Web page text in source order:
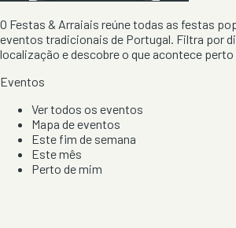
O Festas & Arraiais reúne todas as festas
eventos tradicionais de Portugal. Filtra por
localização e descobre o que acontece perto
Eventos
Ver todos os eventos
Mapa de eventos
Este fim de semana
Este mês
Perto de mim